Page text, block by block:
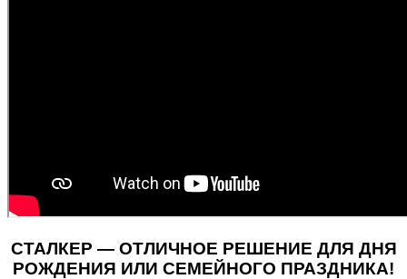
СТАЛКЕР — ОТЛИЧНОЕ РЕШЕНИЕ ДЛЯ ДНЯ
РОЖДЕНИЯ ИЛИ СЕМЕЙНОГО ПРАЗДНИКА!